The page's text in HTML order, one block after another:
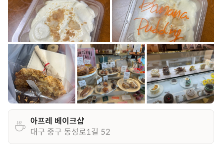
아프레 베이크샵
대구 중구 동성로1길 52